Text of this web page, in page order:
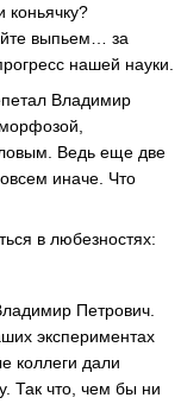
коньячку?
выпьем… за
нашей науки.
Владимир
Ведь еще две
иначе. Что
в любезностях:
Петрович.
экспериментах
коллеги дали
Так что, чем бы ни